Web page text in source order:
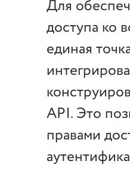
Для
доступа ко
единая
API. Это
правами